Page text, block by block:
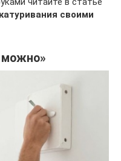
своими
можно»